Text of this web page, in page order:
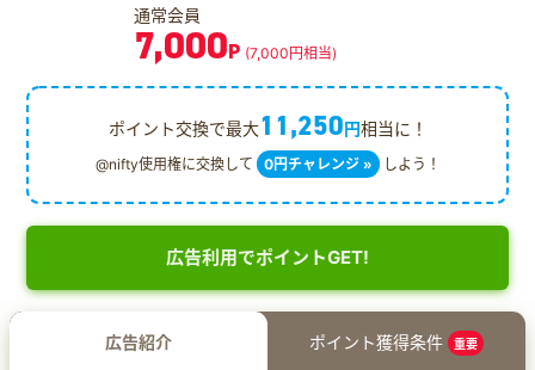
通常会員
7,000P (7,000円相当)
ポイント交換で最大11,250円相当に！
@nifty使用権に交換して 0円チャレンジ » しよう！
広告利用でポイントGET!
広告紹介 ポイント獲得条件 重要